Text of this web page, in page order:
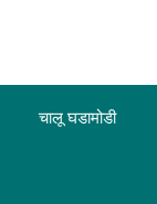
चालू घडामोडी